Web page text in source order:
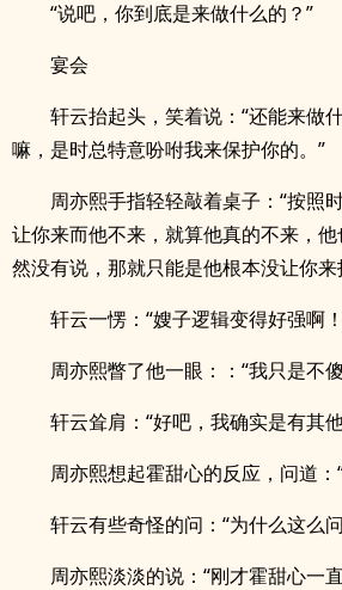
“说吧，你到底是来做什么的？”
宴会
轩云抬起头，笑着说：“还能来做
嘛，是时总特意吩咐我来保护你的。”
周亦熙手指轻轻敲着桌子：“按照
让你来而他不来，就算他真的不来，
然没有说，那就只能是他根本没让你来
轩云一愣：“嫂子逻辑变得好强啊
周亦熙瞥了他一眼：：“我只是不
轩云耸肩：“好吧，我确实是有其
周亦熙想起霍甜心的反应，问道
轩云有些奇怪的问：“为什么这么
周亦熙淡淡的说：“刚才霍甜心一